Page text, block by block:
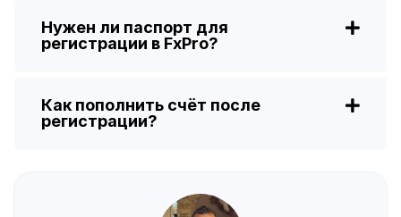
Нужен ли паспорт для
регистрации в FxPro?
Как пополнить счёт после
регистрации?